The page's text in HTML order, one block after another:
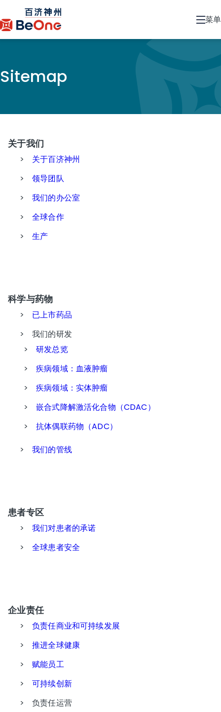
菜单
Sitemap
关于我们
>
关于百济神州
>
领导团队
>
我们的办公室
>
全球合作
>
生产
科学与药物
>
已上市药品
>
我们的研发
>
研发总览
>
疾病领域：血液肿瘤
>
疾病领域：实体肿瘤
>
嵌合式降解激活化合物（CDAC）
>
抗体偶联药物（ADC）
> 我们的管线
患者专区
>
我们对患者的承诺
>
全球患者安全
企业责任
>
负责任商业和可持续发展
>
推进全球健康
>
赋能员工
>
可持续创新
>
负责任运营